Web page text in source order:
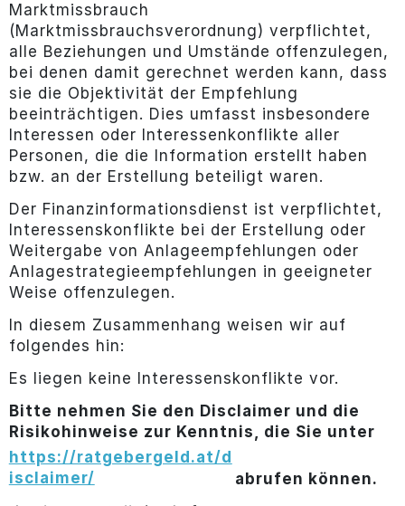
Marktmissbrauch
(Marktmissbrauchsverordnung) verpflichtet,
alle Beziehungen und Umstände offenzulegen,
bei denen damit gerechnet werden kann, dass
sie die Objektivität der Empfehlung
beeinträchtigen. Dies umfasst insbesondere
Interessen oder Interessenkonflikte aller
Personen, die die Information erstellt haben
bzw. an der Erstellung beteiligt waren.
Der Finanzinformationsdienst ist verpflichtet,
Interessenskonflikte bei der Erstellung oder
Weitergabe von Anlageempfehlungen oder
Anlagestrategieempfehlungen in geeigneter
Weise offenzulegen.
In diesem Zusammenhang weisen wir auf
folgendes hin:
Es liegen keine Interessenskonflikte vor.
Bitte nehmen Sie den Disclaimer und die
Risikohinweise zur Kenntnis, die Sie unter
https://ratgebergeld.at/d
isclaimer/
abrufen können.